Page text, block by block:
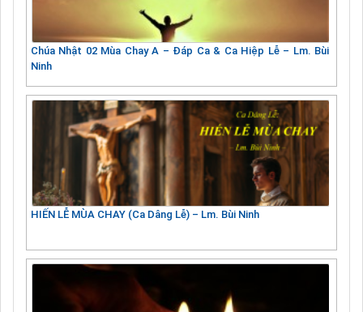
Chúa Nhật 02 Mùa Chay A – Đáp Ca & Ca Hiệp Lễ – Lm. Bùi
Ninh
HIẾN LỄ MÙA CHAY (Ca Dâng Lễ) – Lm. Bùi Ninh